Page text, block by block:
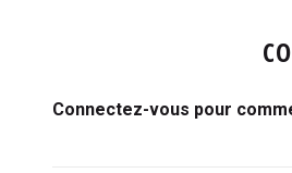
Connectez-vous pour